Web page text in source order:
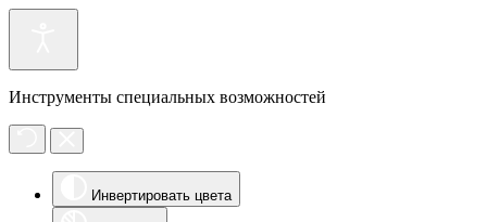
Инструменты специальных возможностей
Инвертировать цвета